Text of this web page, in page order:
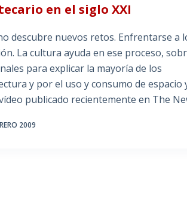
en el siglo XXI
descubre nuevos retos. Enfrentarse a
La cultura ayuda en ese proceso,
para explicar la mayoría de los
y por el uso y consumo de espacio
publicado recientemente en The
2009